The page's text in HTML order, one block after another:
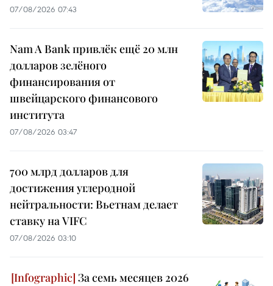
07/08/2026 07:43
Nam A Bank привлёк ещё 20 млн
долларов зелёного
финансирования от
швейцарского финансового
института
07/08/2026 03:47
700 млрд долларов для
достижения углеродной
нейтральности: Вьетнам делает
ставку на VIFC
07/08/2026 03:10
За семь месяцев 2026